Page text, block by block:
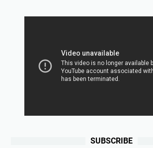
SUBSCRIBE